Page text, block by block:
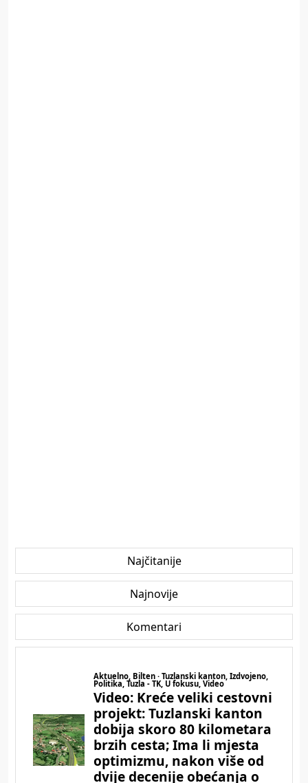
Najčitanije
Najnovije
Komentari